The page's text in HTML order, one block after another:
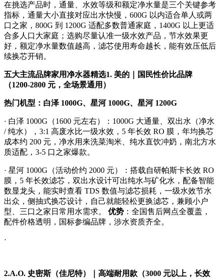
在挑选产品时，通量、水效等级和额定净水量是三个关键参考
指标，通量大小直接对应出水快慢，600G 以内适合单人或两
口之家，800G 到 1200G 适配多数普通家庭，1400G 以上更适
合多人口大家庭；选购尽量认准一级水效产品，节水效果更
好，额定净水量数值越高，滤芯使用寿命越长，能有效压低后
续换芯开销。
五大主流品牌家用净水器精选1. 美的｜国民性价比品牌
（1200-2800 元，全场景通用）
热门机型：白泽 1000G、星河 1000G、星河 1200G
· 白泽 1000G（1600 元左右）：1000G 大通量、双出水（净水
/ 纯水），3:1 高废水比一级水效，5 年长效 RO 膜，年均换芯
成本约 200 元，净水用来洗菜淘米、纯水直饮冲奶，南北方水
质适配，3-5 口之家爆款。
· 星河 1000G（活动价约 2000 元）：搭载自研帕斯卡长效 RO
膜，5 年长效滤芯，双出水设计可出纯水与矿化水，配备智能
数显龙头，能实时查看 TDS 数值与滤芯损耗，一级水效节水
出众，侧抽式换芯设计，自己就能轻松更换滤芯，兼顾小户
型、三口之家日常用水需求。 优势 ：全国售后网点全覆盖，
配件价格透明，国标参编品牌，涉水资质齐全。
·
2.A.O. 史密斯（佳尼特）｜高端耐用款（3000 元以上，长效